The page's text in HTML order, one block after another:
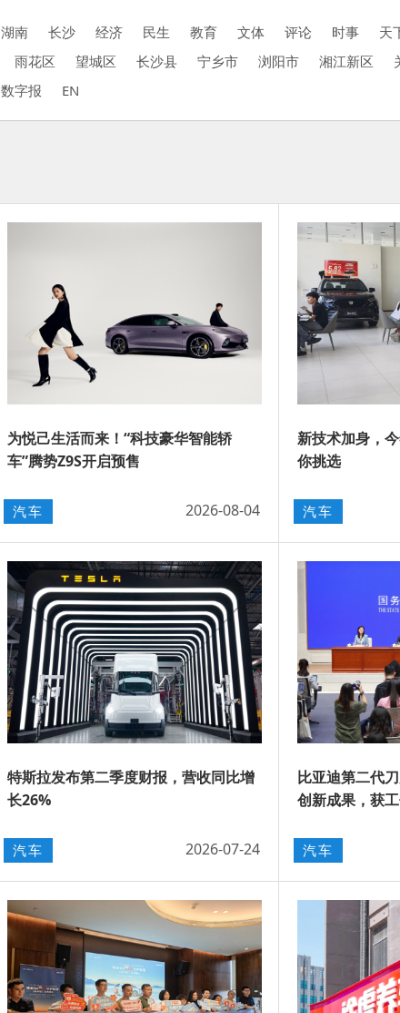
湖南 长沙 经济 民生 教育 文体 评论 时事 天
雨花区 望城区 长沙县 宁乡市 浏阳市 湘江新区
数字报 EN
为悦己生活而来！“科技豪华智能轿
车”腾势Z9S开启预售
汽车 2026-08-04
新技术加身，
你挑选
汽车
特斯拉发布第二季度财报，营收同比增
长26%
汽车 2026-07-24
比亚迪第二代
创新成果，获
汽车